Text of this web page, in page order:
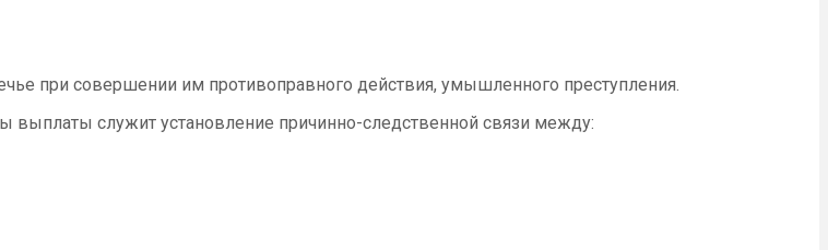
при совершении им противоправного действия, умышленного преступления.
служит установление причинно-следственной связи между: